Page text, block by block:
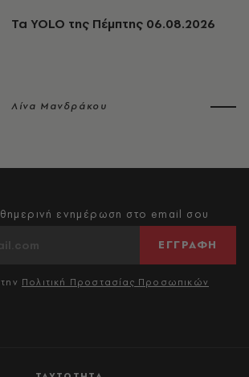
Τα YOLO της Πέμπτης 06.08.2026
Λίνα Μανδράκου
ενημέρωση στο email σου
ΕΓΓΡΑΦΗ
Πολιτική Προστασίας Προσωπικών